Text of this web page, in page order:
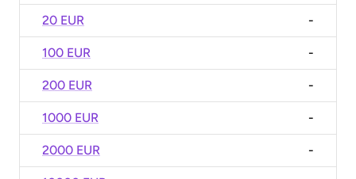
20 EUR -
100 EUR -
200 EUR -
1000 EUR -
2000 EUR -